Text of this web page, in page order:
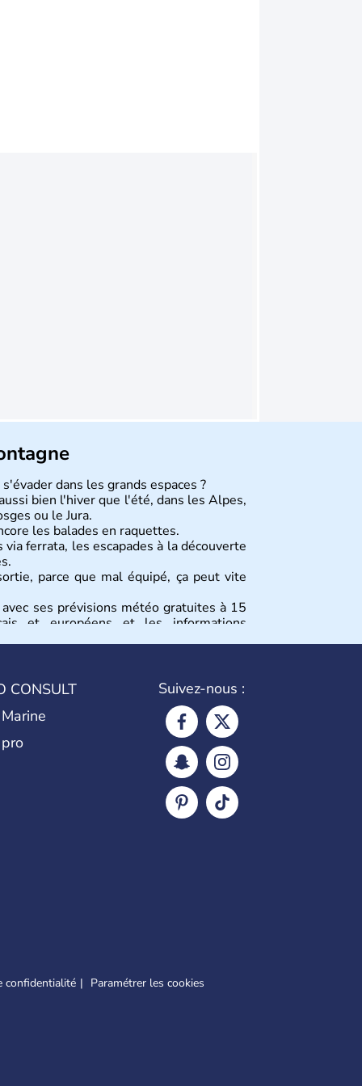
dans les grands espaces ?
bien l'hiver que l'été, dans les Alpes,
ou le Jura.
les balades en raquettes.
ferrata, les escapades à la découverte
parce que mal équipé, ça peut vite
ses prévisions météo gratuites à 15
et européens et les informations
CONSULT
Suivez-nous :
confidentialité Paramétrer les cookies